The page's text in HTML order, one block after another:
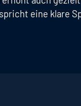
eine klare